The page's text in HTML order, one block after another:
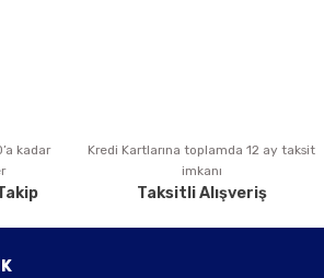
alternatifler olmalı.
Gönder
kadar
Kredi Kartlarına toplamda 12 ay taksit
imkanı
Taksitli Alışveriş